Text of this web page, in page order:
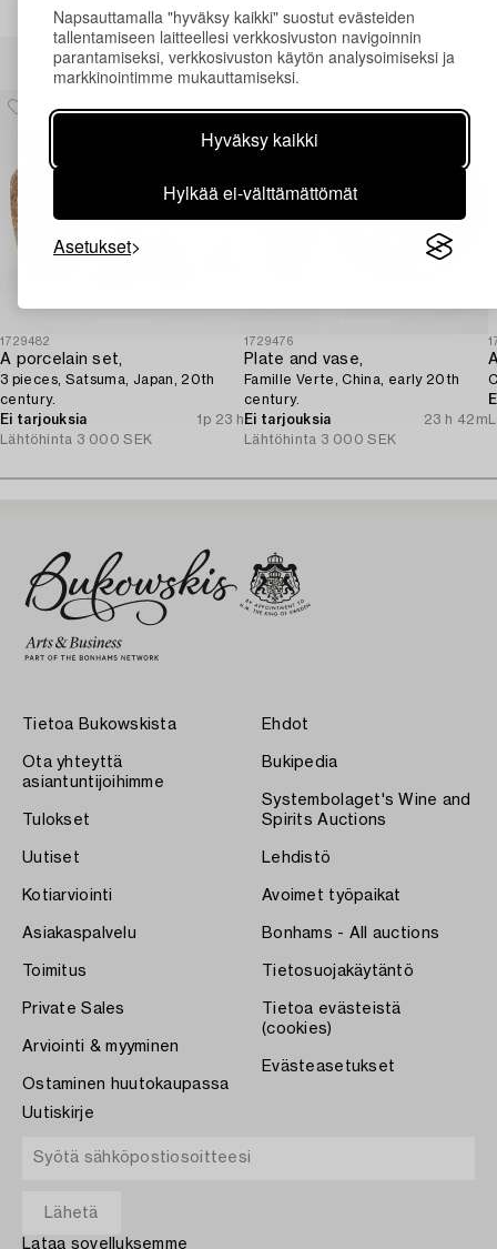
Napsauttamalla "hyväksy kaikki" suostut evästeiden
tallentamiseen laitteellesi verkkosivuston navigoinnin
parantamiseksi, verkkosivuston käytön analysoimiseksi ja
markkinointimme mukauttamiseksi.
Hyväksy kaikki
Hylkää ei-välttämättömät
Asetukset
Muiden katsomia kohteita
1729482
A porcelain set,
3 pieces, Satsuma, Japan, 20th
century.
Ei tarjouksia
1p 23 h
Lähtöhinta 3 000 SEK
1729476
Plate and vase,
Famille Verte, China, early 20th
century.
Ei tarjouksia
23 h 42m
Lähtöhinta 3 000 SEK
Tietoa Bukowskista
Ota yhteyttä
asiantuntijoihimme
Tulokset
Uutiset
Kotiarviointi
Asiakaspalvelu
Toimitus
Private Sales
Arviointi & myyminen
Ostaminen huutokaupassa
Ehdot
Bukipedia
Systembolaget's Wine and
Spirits Auctions
Lehdistö
Avoimet työpaikat
Bonhams - All auctions
Tietosuojakäytäntö
Tietoa evästeistä
(cookies)
Evästeasetukset
Uutiskirje
Lataa sovelluksemme